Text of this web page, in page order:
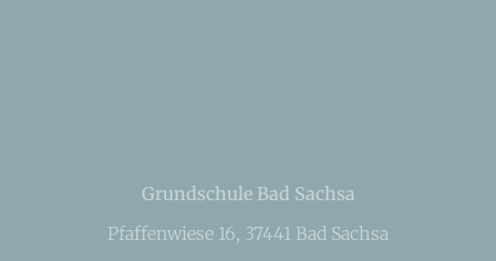
Grundschule Bad Sachsa
Pfaffenwiese 16, 37441 Bad Sachsa